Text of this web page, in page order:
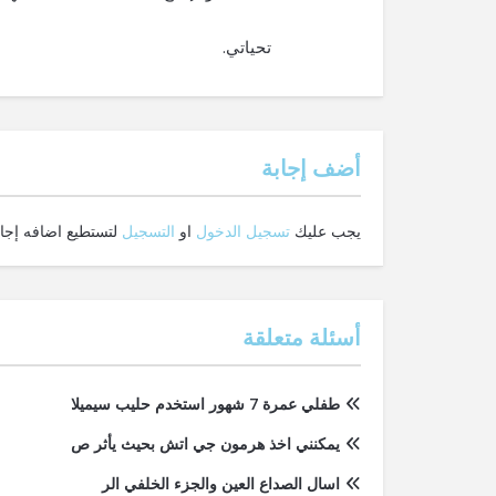
تحياتي.
‫أضف إجابة
يجب عليك تسجيل الدخول او التسجيل لتستطيع اضافه
أسئلة متعلقة
طفلي عمرة 7 شهور استخدم حليب سيميلا
يمكنني اخذ هرمون جي اتش بحيث يأثر ص
اسال الصداع العين والجزء الخلفي الر